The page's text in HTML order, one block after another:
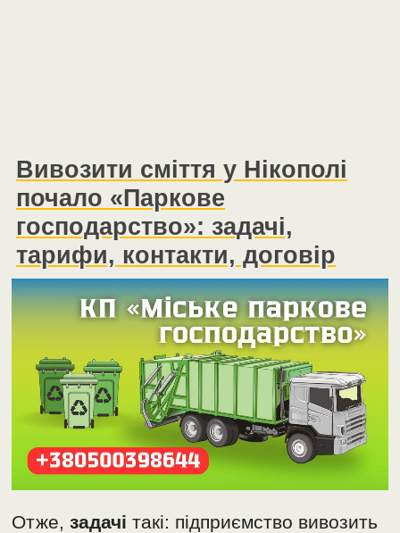
Вивозити сміття у Нікополі
почало «Паркове
господарство»: задачі,
тарифи, контакти, договір
Отже,задачі такі: підприємство вивозить